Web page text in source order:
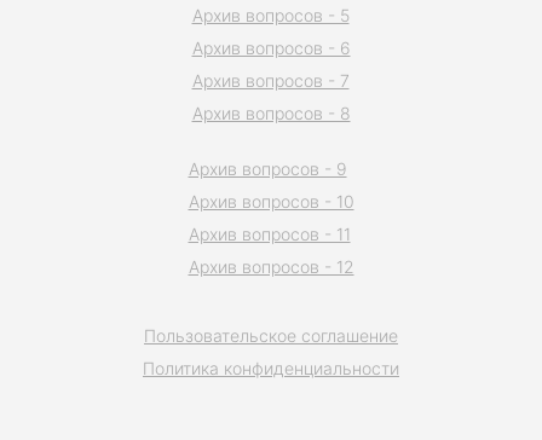
Пользовательское соглашение
Политика конфиденциальности
Архив вопросов - 5
Архив вопросов - 6
Архив вопросов - 7
Архив вопросов - 8
Архив вопросов - 9
Архив вопросов - 10
Архив вопросов - 11
Архив вопросов - 12